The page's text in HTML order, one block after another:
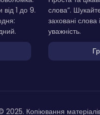
від 1 до 9.
слова”.
заховані слова
уважність.
2025. Копіювання